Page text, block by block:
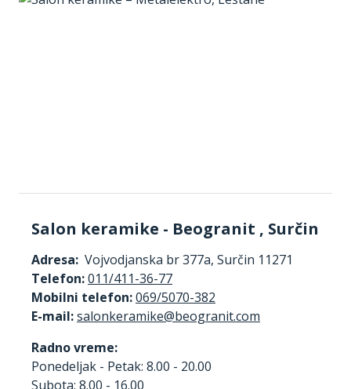
Salon keramike - Beogranit , Surčin
Adresa: Vojvodjanska br 377a, Surčin 11271
Telefon:011/411-36-77
Mobilni telefon:069/5070-382
E-mail:
Radno vreme:
Ponedeljak - Petak: 8.00 - 20.00
Subota: 8.00 - 16.00